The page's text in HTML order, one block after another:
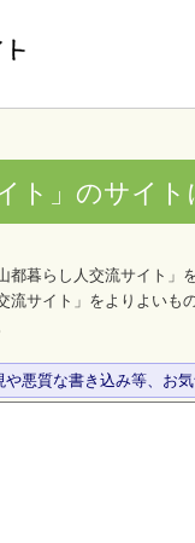
ト」のサイ
都暮らし人交流サイト」
流サイト」をよりよい
や悪質な書き込み等、お